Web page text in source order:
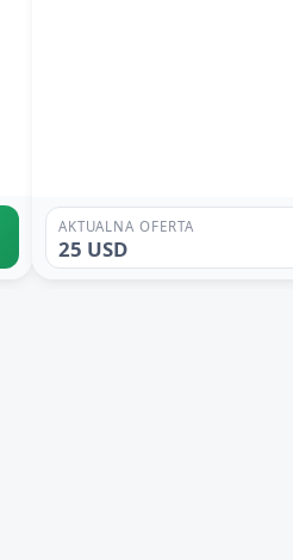
AKTUALNA OFERTA
25 USD